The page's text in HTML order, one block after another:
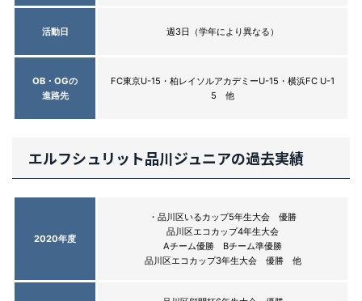
活動日 週3日（学年により異なる）
OB・OGの
進路先
FC東京U-15・柏レイソルアカデミーU-15・横浜FC U-1
5 他
エルフシュリット品川ジュニアの過去実績
2020年度
・品川区いるカップ5年生大会 優勝
品川区エコカップ4年生大会
Aチーム優勝 Bチーム準優勝
品川区エコカップ3年生大会 優勝 他